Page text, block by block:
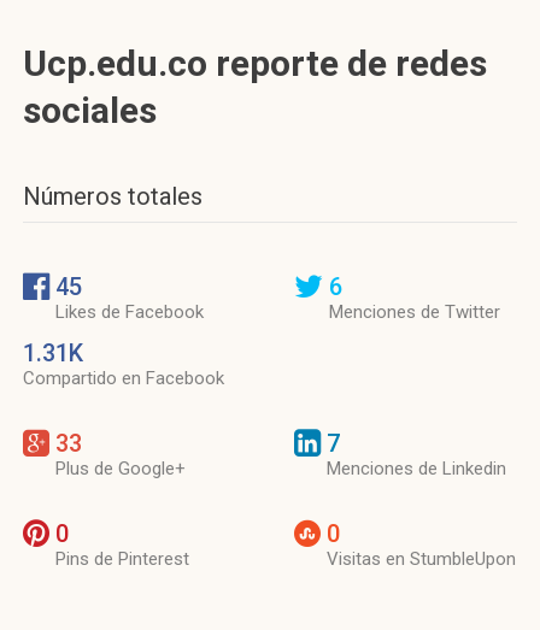
Ucp.edu.co reporte de redes
sociales
Números totales
45
Likes de Facebook
1.31K
Compartido en Facebook
6
Menciones de Twitter
33
Plus de Google+
7
Menciones de Linkedin
0
Pins de Pinterest
0
Visitas en StumbleUpon